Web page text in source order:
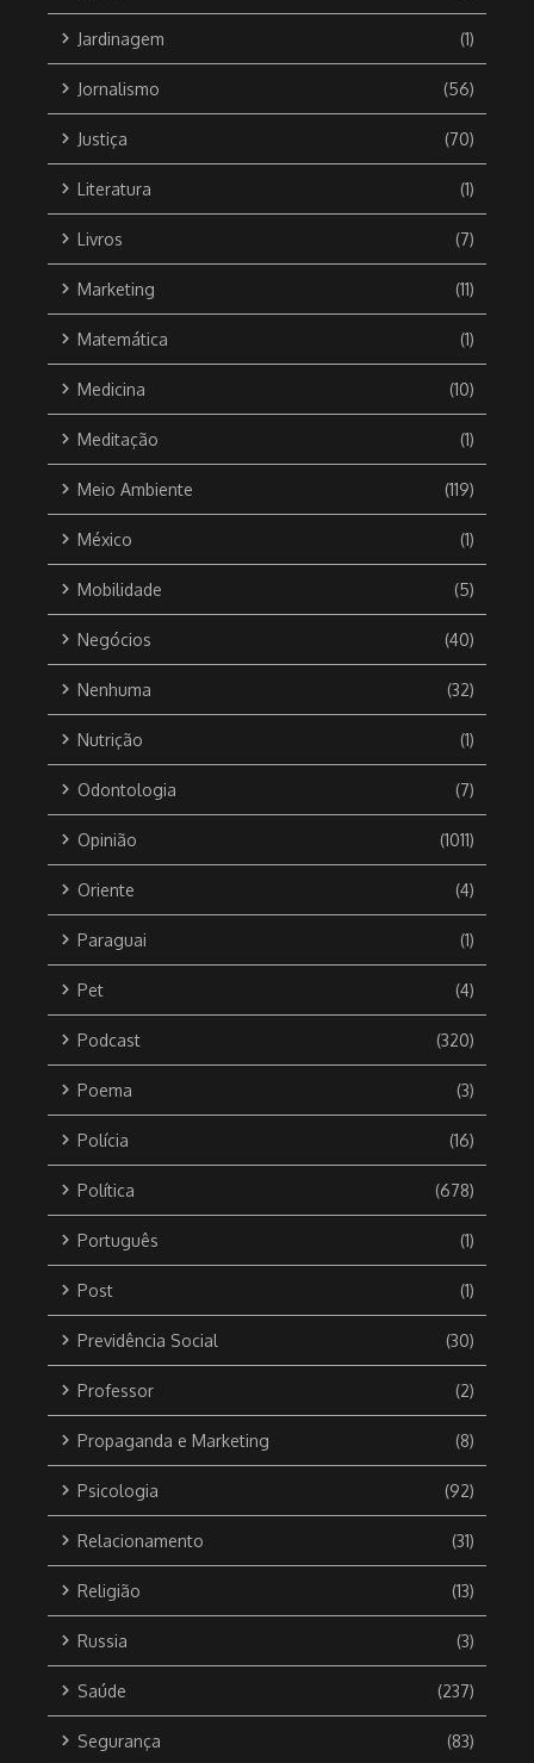
Jardinagem (1)
Jornalismo (56)
Justiça (70)
Literatura (1)
Livros (7)
Marketing (11)
Matemática (1)
Medicina (10)
Meditação (1)
Meio Ambiente (119)
México (1)
Mobilidade (5)
Negócios (40)
Nenhuma (32)
Nutrição (1)
Odontologia (7)
Opinião (1011)
Oriente (4)
Paraguai (1)
Pet (4)
Podcast (320)
Poema (3)
Polícia (16)
Política (678)
Português (1)
Post (1)
Previdência Social (30)
Professor (2)
Propaganda e Marketing (8)
Psicologia (92)
Relacionamento (31)
Religião (13)
Russia (3)
Saúde (237)
Segurança (83)